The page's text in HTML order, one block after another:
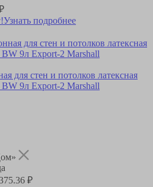
Узнать подробнее
для стен и потолков латексная
9л Export-2 Marshall
₽